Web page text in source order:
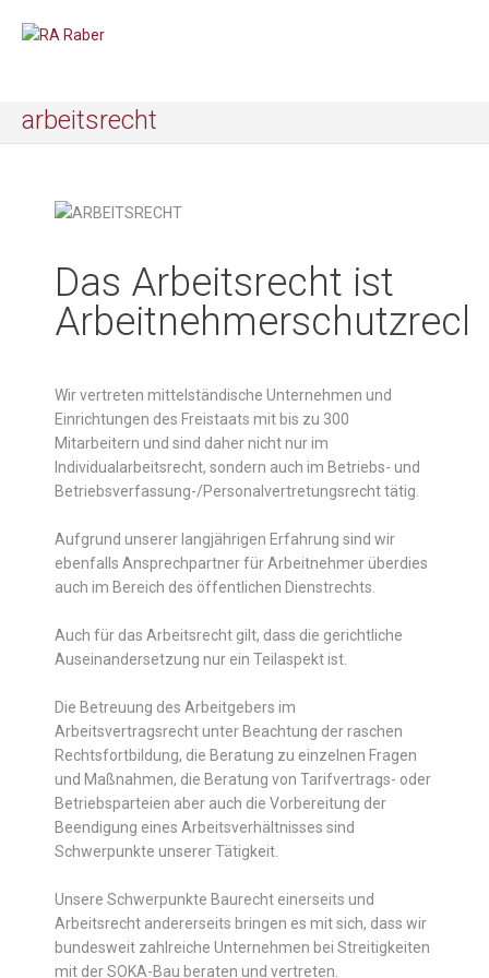
arbeitsrecht
Das Arbeitsrecht ist
Wir vertreten mittelständische Unternehmen und
Einrichtungen des Freistaats mit bis zu 300
Mitarbeitern und sind daher nicht nur im
Individualarbeitsrecht, sondern auch im Betriebs- und
Betriebsverfassung-/Personalvertretungsrecht tätig.
Aufgrund unserer langjährigen Erfahrung sind wir
ebenfalls Ansprechpartner für Arbeitnehmer überdies
auch im Bereich des öffentlichen Dienstrechts.
Auch für das Arbeitsrecht gilt, dass die gerichtliche
Auseinandersetzung nur ein Teilaspekt ist.
Die Betreuung des Arbeitgebers im
Arbeitsvertragsrecht unter Beachtung der raschen
Rechtsfortbildung, die Beratung zu einzelnen Fragen
und Maßnahmen, die Beratung von Tarifvertrags- oder
Betriebsparteien aber auch die Vorbereitung der
Beendigung eines Arbeitsverhältnisses sind
Schwerpunkte unserer Tätigkeit.
Unsere Schwerpunkte Baurecht einerseits und
Arbeitsrecht andererseits bringen es mit sich, dass wir
bundesweit zahlreiche Unternehmen bei Streitigkeiten
mit der SOKA-Bau beraten und vertreten.